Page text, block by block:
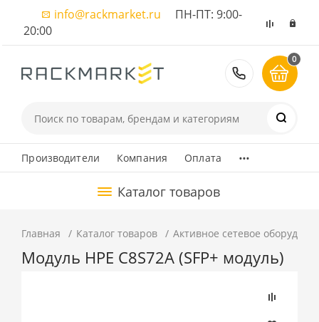
info@rackmarket.ru ПН-ПТ: 9:00-
20:00
8 (495)
0
Производители Компания Оплата ...
Каталог товаров
Главная Каталог товаров Активное сетевое
Модуль HPE C8S72A (SFP+ модуль)